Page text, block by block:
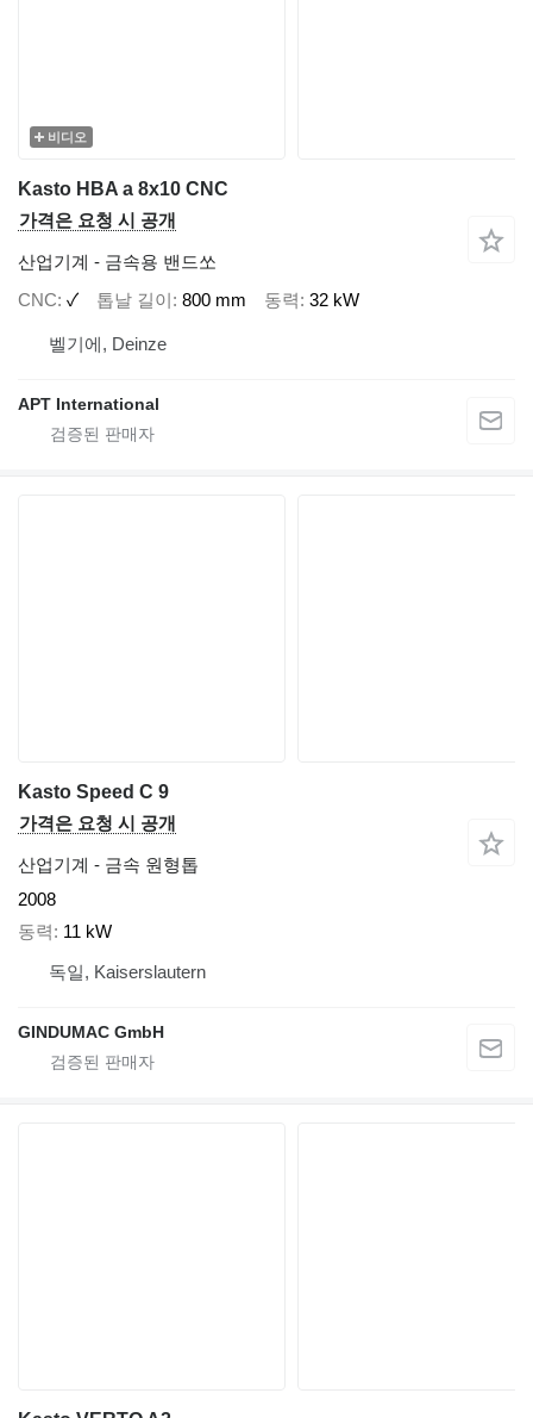
비디오
Kasto HBA a 8x10 CNC
가격은 요청 시 공개
산업기계 - 금속용 밴드쏘
CNC ✓ 톱날 길이 800 mm 동력 32 kW
벨기에, Deinze
APT International
Kasto Speed C 9
가격은 요청 시 공개
산업기계 - 금속 원형톱
2008
동력
11 kW
독일, Kaiserslautern
GINDUMAC GmbH